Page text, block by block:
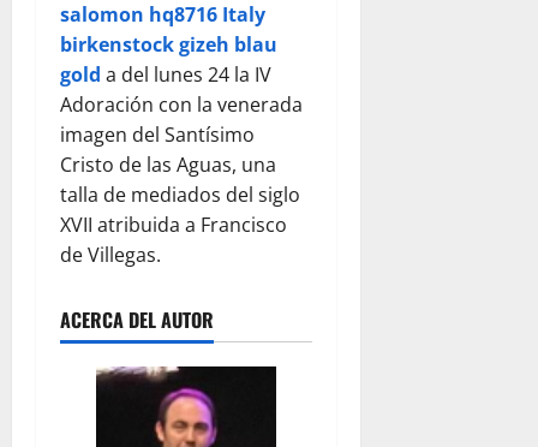
salomon hq8716 Italy
birkenstock gizeh blau
gold a del lunes 24 la IV
Adoración con la venerada
imagen del Santísimo
Cristo de las Aguas, una
talla de mediados del siglo
XVII atribuida a Francisco
de Villegas.
ACERCA DEL AUTOR